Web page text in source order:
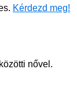
Kérdezd meg!
nővel.